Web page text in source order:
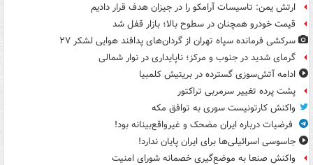
ارتش یمن: تاسیسات آرامکو را در جیزان هدف قرار دادیم
قیمت خودرو همچنان در سطوح بالا؛ بازار قفل شد
سرکشی فرمانده سپاه تهران از گردان‌های پدافند هوایی لشکر ۲۷
گرمای شدید در جنوب و مرکز؛ ناپایداری در نوار شمالی
ادامه آتش‌سوزی گسترده در بریتیش کلمبیا
پشت پرده تغییر سرمربی تراکتور
واکنش کارتونیست سوری به توافق مکه
فرضیات درباره ایران مضحک و غیرواقع‌بینانه بود!
جاسوسی اسرائیلی‌ها برای ایران پایان ندارد!
واکنش صنعا به موضع‌گیری خصمانه شورای امنیت